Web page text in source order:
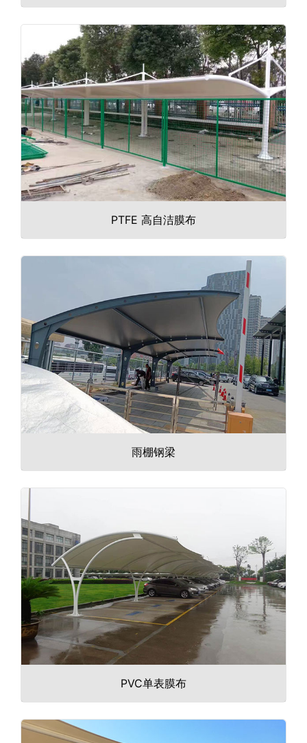
PTFE 高自洁膜布
雨棚钢梁
PVC单表膜布